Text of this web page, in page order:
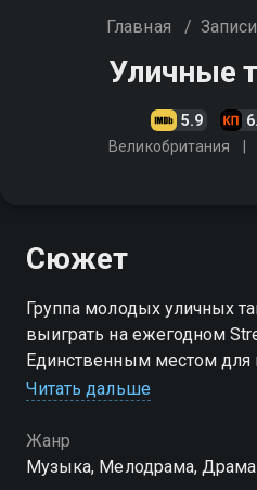
Главная /
Уличные
5.9
Великобритания
Сюжет
Группа молодых уличных
выиграть на ежегодном
Единственным местом для
зал, в котором им придется
Балета…
Читать дальше
Жанр
Музыка, Мелодрама, Драма